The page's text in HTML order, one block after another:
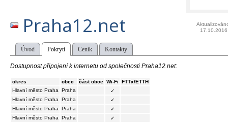
Praha12.net
17.10.2016
Úvod Pokrytí Ceník Kontakty
Dostupnost připojení k internetu od společnosti Praha12.net:
okres obec část obce Wi-Fi
FTTx/ETTH
Hlavní město Praha
Praha
✓
Hlavní město Praha
Praha
✓
Hlavní město Praha
Praha
✓
Hlavní město Praha
Praha
✓